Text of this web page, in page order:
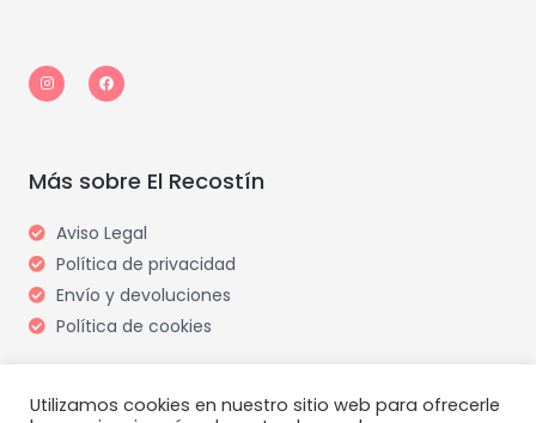
n
s
t
m
a
c
e
Más sobre El Recostín
Aviso Legal
Política de privacidad
Envío y devoluciones
Política de cookies
Utilizamos cookies en nuestro sitio web para ofrecerle